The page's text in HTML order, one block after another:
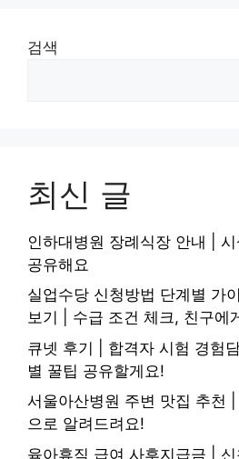
검색
최신 글
인하대병원 장례식장 안내 |
공유해요
실업수당 신청방법 단계별 가
보기 | 수급 조건 체크, 친구에
큐넷 후기 | 합격자 시험 경험
별 꿀팁 공유할게요!
서울아산병원 주변 맛집 추천
으로 알려드려요!
육아휴직 급여 사후지급금 |